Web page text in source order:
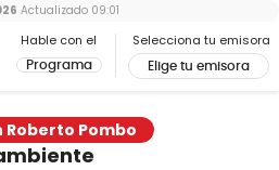
Hable con el
Programa
Selecciona tu emisora
Elige tu emisora
Actualizado 09:01
Pombo